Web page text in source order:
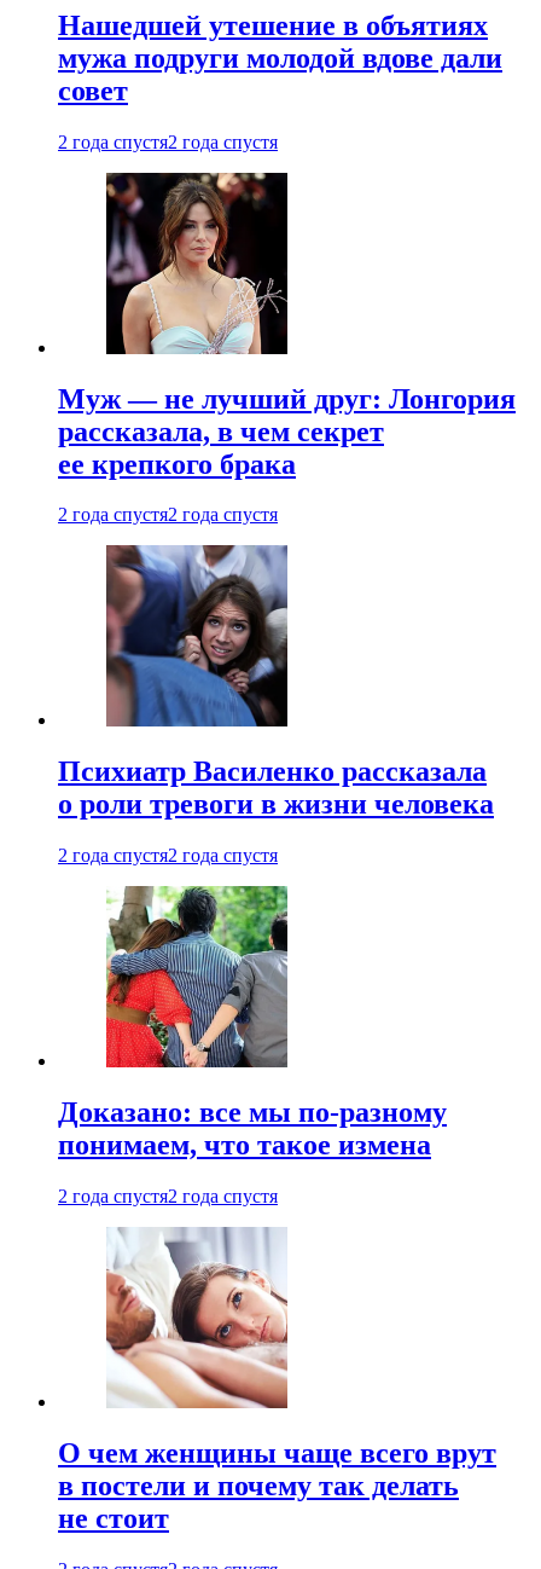
Нашедшей утешение в объятиях
мужа подруги молодой вдове дали
совет
2 года спустя2 года спустя
Муж — не лучший друг: Лонгория
рассказала, в чем секрет
ее крепкого брака
2 года спустя2 года спустя
Психиатр Василенко рассказала
о роли тревоги в жизни человека
2 года спустя2 года спустя
Доказано: все мы по-разному
понимаем, что такое измена
2 года спустя2 года спустя
О чем женщины чаще всего врут
в постели и почему так делать
не стоит